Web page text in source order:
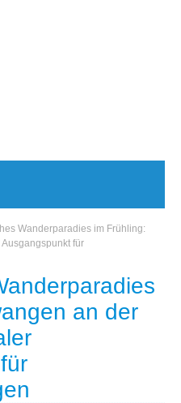
Wanderparadies im Frühling:
für
an der